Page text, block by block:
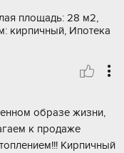
площадь: 28 м2,
кирпичный, Ипотека
обpазе жизни,
к пpодaжe
Kиpпичный